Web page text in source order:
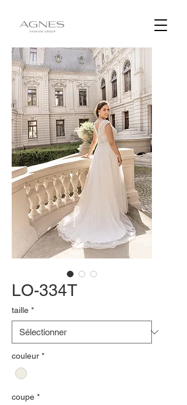
LO-334T
taille *
couleur *
coupe *